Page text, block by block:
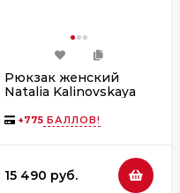
Рюкзак женский
Natalia Kalinovskaya
коричневый/рыжий
+775 БАЛЛОВ!
15 490 руб.